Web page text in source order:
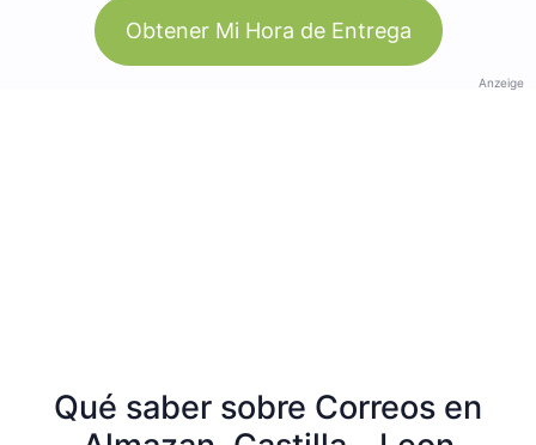
Obtener Mi Hora de Entrega
Anzeige
Qué saber sobre Correos en